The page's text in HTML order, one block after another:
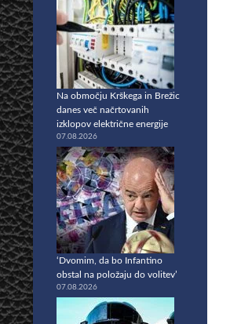
Na območju Krškega in Brežic
danes več načrtovanih
izklopov električne energije
07.08.2026
‘Dvomim, da bo Infantino
obstal na položaju do volitev’
07.08.2026